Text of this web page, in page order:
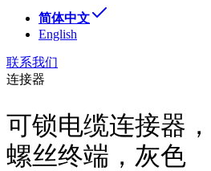
简体中文
English
联系我们
连接器
可锁电缆连接器
螺丝终端，灰色